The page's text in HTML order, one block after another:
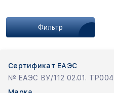
Фильтр
Сертификат ЕАЭС
№ ЕАЭС ВУ/112 02.01. ТР004